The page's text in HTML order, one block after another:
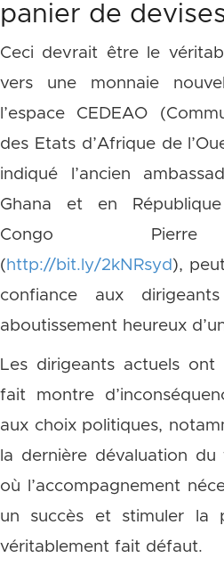
panier de
Ceci devrait être le
vers une monnaie
l’espace CEDEAO
des Etats d’Afrique de
indiqué l’ancien
Ghana et en
Congo Pierre
( http://bit.ly/2kNRsyd ),
confiance aux
aboutissement heureux
Les dirigeants actuels
fait montre
aux choix politiques,
la dernière dévaluation
où l’accompagnement
un succès et stimuler la
véritablement fait défaut.